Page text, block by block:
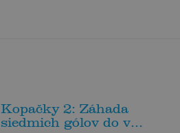
Kopačky 2: Záhada
siedmich gólov do v...